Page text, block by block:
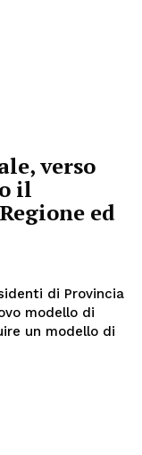
verso
il
ed
di Provincia
modello di